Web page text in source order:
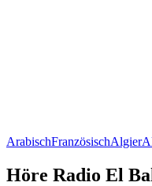
ArabischFranzösischAlgier
Höre Radio El